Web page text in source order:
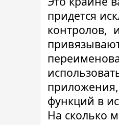
придется
контролов,
приложения,
функций в
На сколько